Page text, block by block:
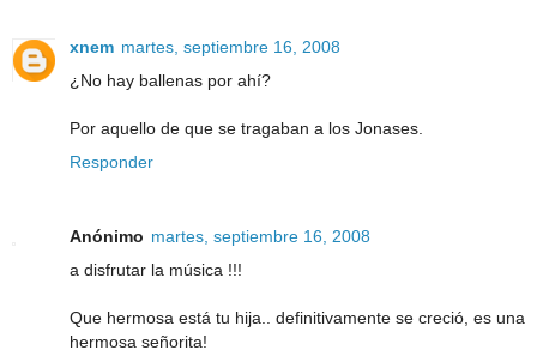
xnem martes, septiembre 16, 2008
¿No hay ballenas por ahí?
Por aquello de que se tragaban a los Jonases.
Responder
Anónimo martes, septiembre 16, 2008
a disfrutar la música !!!
Que hermosa está tu hija.. definitivamente se creció, es una
hermosa señorita!